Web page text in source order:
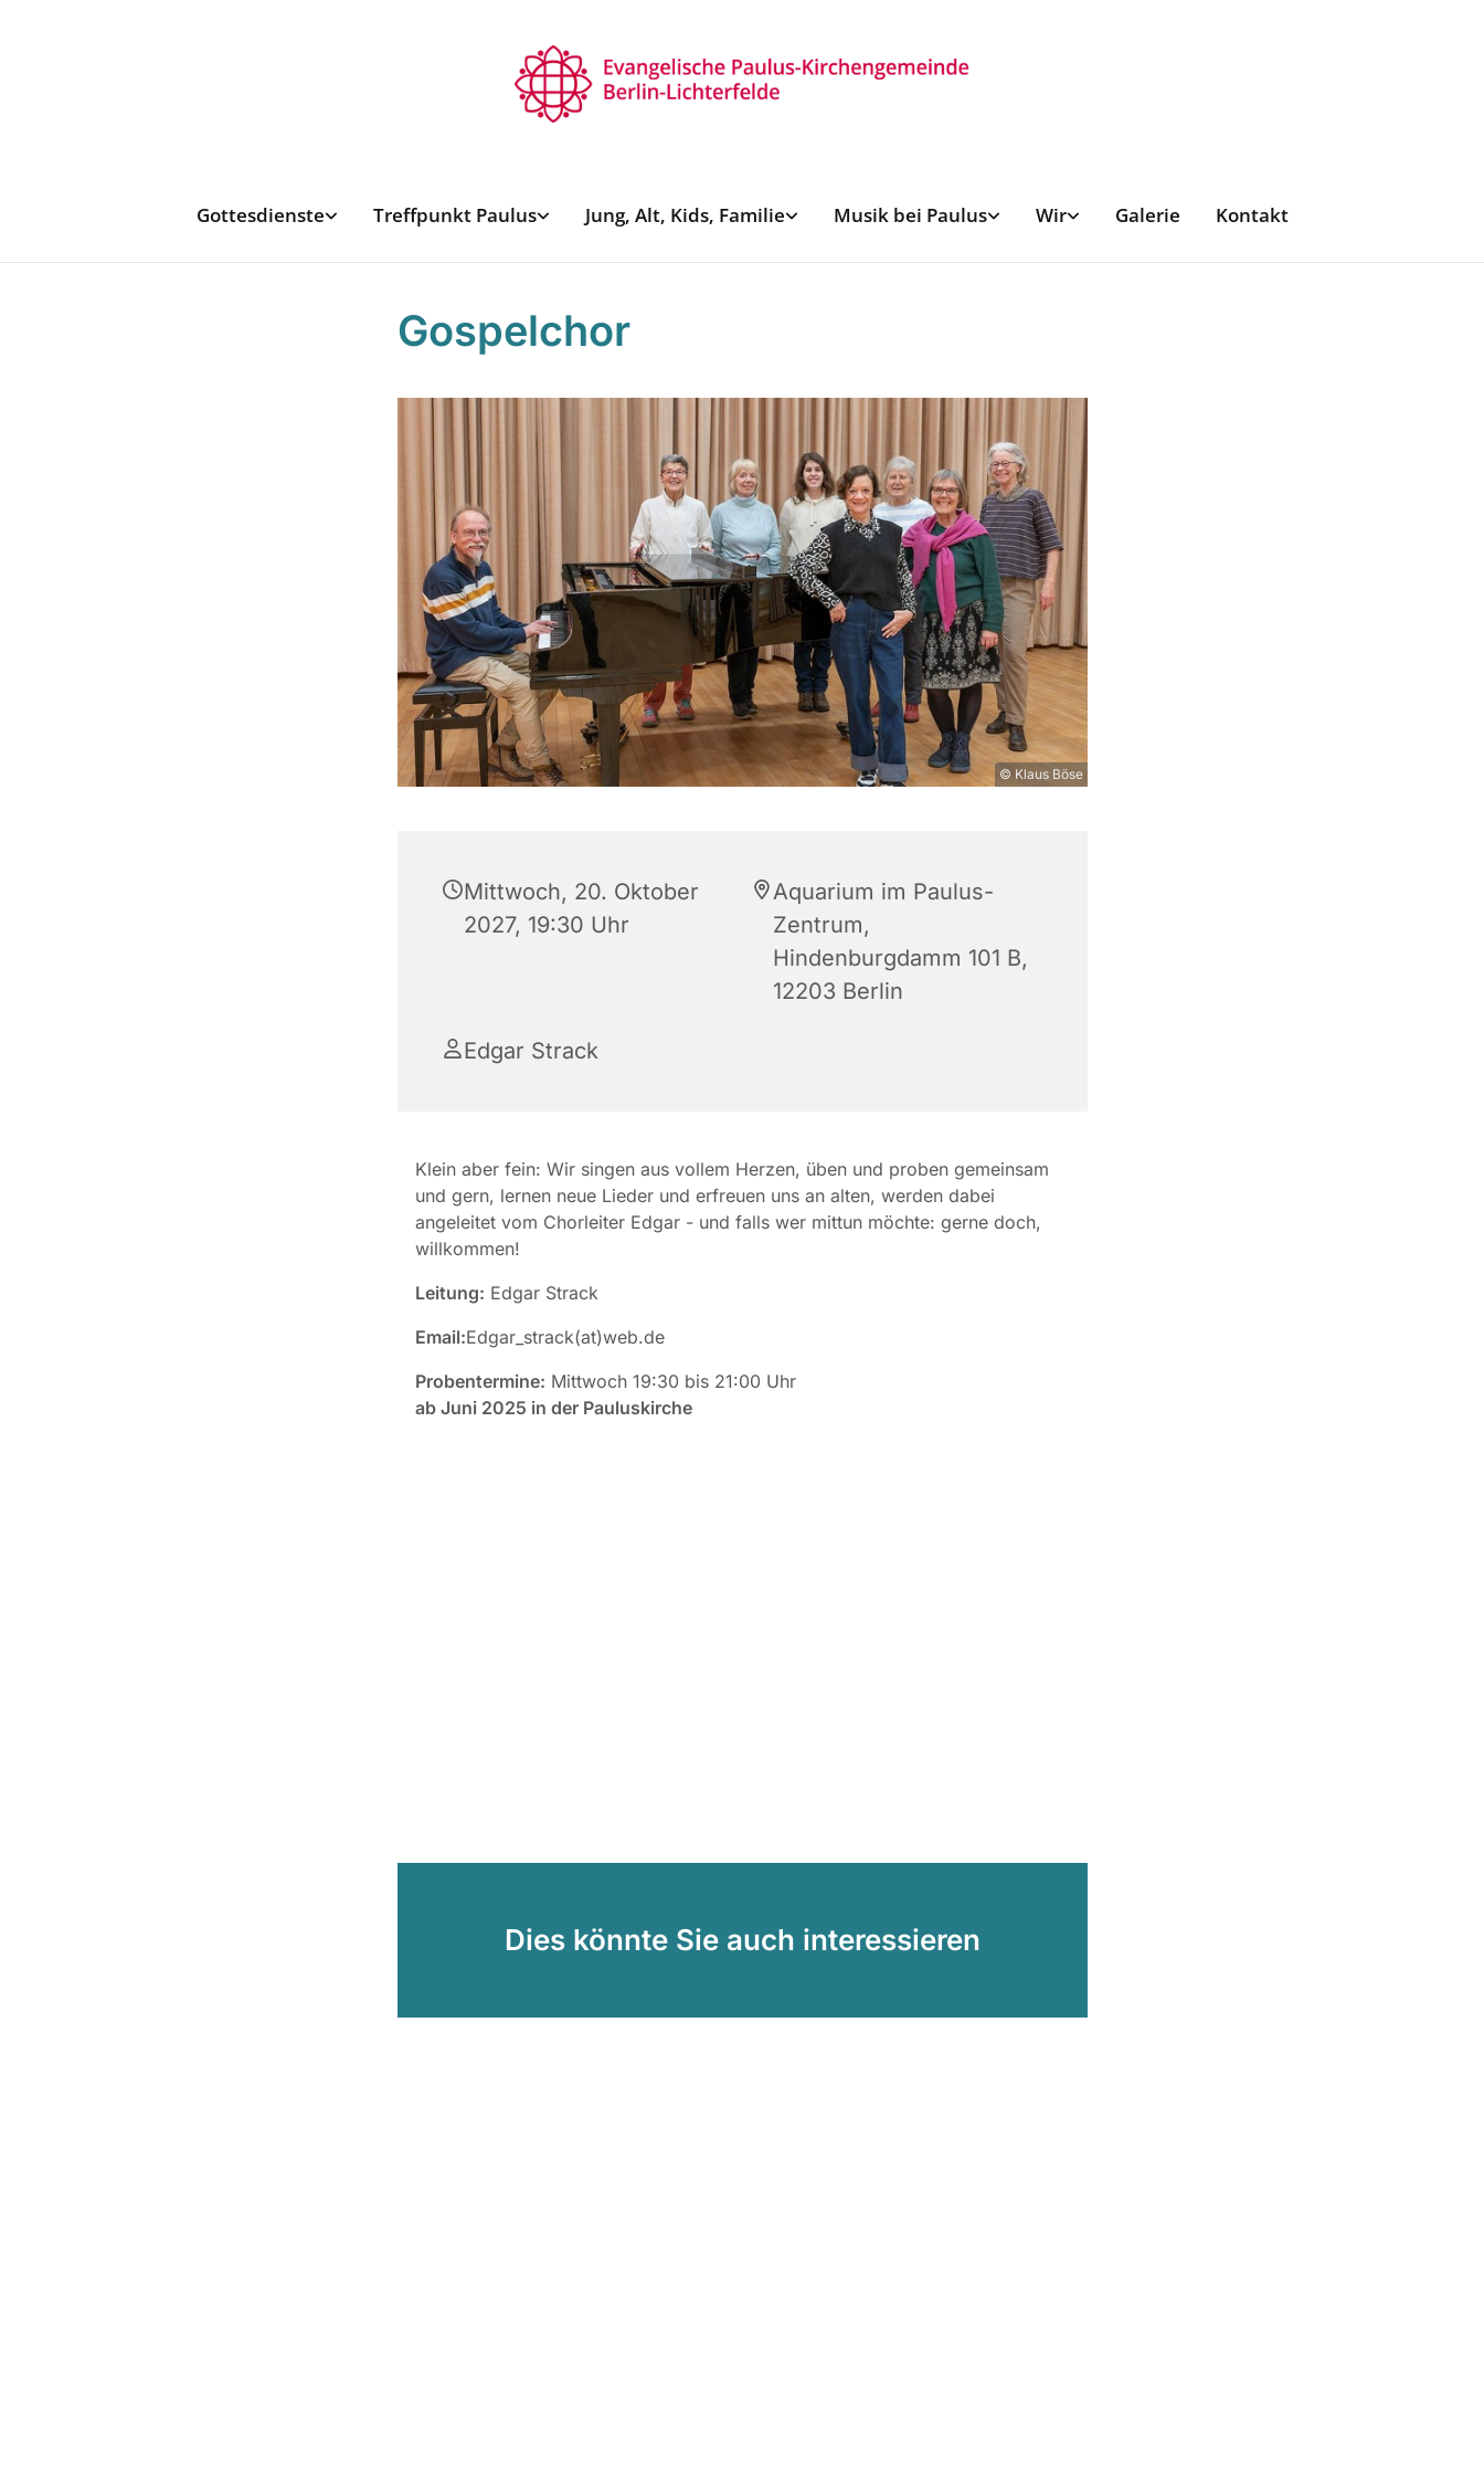
Gottesdienste Treffpunkt Paulus Jung, Alt, Kids, Familie Musik bei Paulus Wir Galerie Kontakt
Gospelchor
© Klaus Böse
Mittwoch, 20. Oktober
2027, 19:30 Uhr
Aquarium im Paulus-
Zentrum,
Hindenburgdamm 101 B,
12203 Berlin
Edgar Strack
Klein aber fein: Wir singen aus vollem Herzen, üben und proben gemeinsam
und gern, lernen neue Lieder und erfreuen uns an alten, werden dabei
angeleitet vom Chorleiter Edgar - und falls wer mittun möchte: gerne doch,
willkommen!
Leitung: Edgar Strack
Email:Edgar_strack(at)web.de
Probentermine: Mittwoch 19:30 bis 21:00 Uhr
ab Juni 2025 in der Pauluskirche
Dies könnte Sie auch interessieren